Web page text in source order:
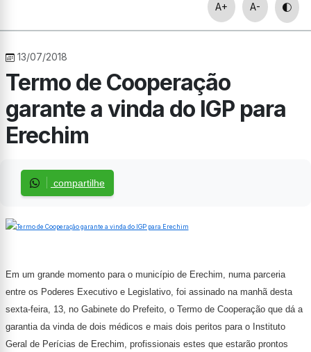
A+ A-
13/07/2018
Termo de Cooperação
garante a vinda do IGP para
Erechim
compartilhe
Em um grande momento para o município de Erechim, numa parceria
entre os Poderes Executivo e Legislativo, foi assinado na manhã desta
sexta-feira, 13, no Gabinete do Prefeito, o Termo de Cooperação que dá a
garantia da vinda de dois médicos e mais dois peritos para o Instituto
Geral de Perícias de Erechim, profissionais estes que estarão prontos